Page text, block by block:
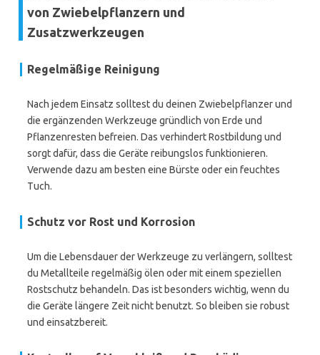
von Zwiebelpflanzern und
Zusatzwerkzeugen
Regelmäßige Reinigung
Nach jedem Einsatz solltest du deinen Zwiebelpflanzer und
die ergänzenden Werkzeuge gründlich von Erde und
Pflanzenresten befreien. Das verhindert Rostbildung und
sorgt dafür, dass die Geräte reibungslos funktionieren.
Verwende dazu am besten eine Bürste oder ein feuchtes
Tuch.
Schutz vor Rost und Korrosion
Um die Lebensdauer der Werkzeuge zu verlängern, solltest
du Metallteile regelmäßig ölen oder mit einem speziellen
Rostschutz behandeln. Das ist besonders wichtig, wenn du
die Geräte längere Zeit nicht benutzt. So bleiben sie robust
und einsatzbereit.